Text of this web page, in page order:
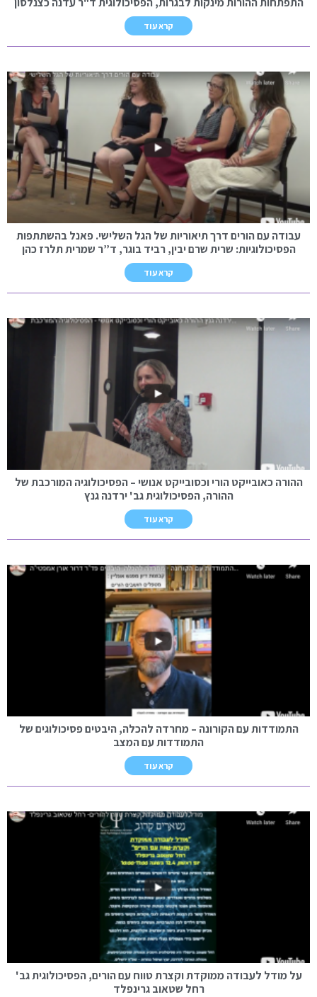
קרא עוד
עבודה עם הורים דרך תיאוריות של הגל השלישי. פאנל בהשתתפות
הפסיכולוגיות: שרית שרם יבין, רביד בוגר, ד”ר שמרית תלרז כהן
קרא עוד
ההורה כאובייקט הורי וכסובייקט אנושי – הפסיכולוגיה המורכבת של
ההורה, הפסיכולוגית גב' ירדנה גנץ
קרא עוד
התמודדות עם הקורונה – מחרדה להכלה, היבטים פסיכולוגים של
התמודדות עם המצב
קרא עוד
על מודל לעבודה ממוקדת וקצרת טווח עם הורים, הפסיכולוגית גב'
רחל שטאוב גרינפלד